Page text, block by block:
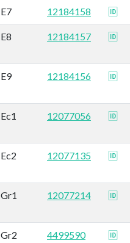
E7 12184158 🆔
E8 12184157 🆔
E9 12184156 🆔
Ec1 12077056 🆔
Ec2 12077135 🆔
Gr1 12077214 🆔
Gr2 4499590 🆔